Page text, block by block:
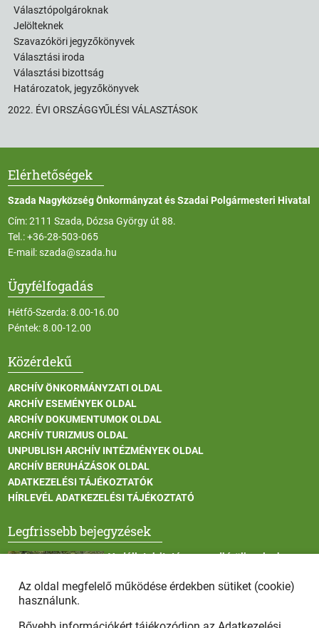
Választópolgároknak
Jelölteknek
Szavazóköri jegyzőkönyvek
Választási iroda
Választási bizottság
Határozatok, jegyzőkönyvek
2022. ÉVI ORSZÁGGYŰLÉSI VÁLASZTÁSOK
Elérhetőségek
Szada Nagyközség Önkormányzat és Szadai Polgármesteri Hivatal
Cím: 2111 Szada, Dózsa György út 88.
Tel.:+36-28-503-065
E-mail:szada@szada.hu
Ügyfélfogadás
Hétfő-Szerda: 8.00-16.00
Péntek: 8.00-12.00
Közérdekű
ARCHÍV ÖNKORMÁNYZATI OLDAL
ARCHÍV ESEMÉNYEK OLDAL
ARCHÍV DOKUMENTUMOK OLDAL
ARCHÍV TURIZMUS OLDAL
UNPUBLISH ARCHÍV INTÉZMÉNYEK OLDAL
ARCHÍV BERUHÁZÁSOK OLDAL
ADATKEZELÉSI TÁJÉKOZTATÓK
HÍRLEVÉL ADATKEZELÉSI TÁJÉKOZTATÓ
Legfrissebb bejegyzések
Vadállatok itatása a rendkívüli melegben
Az oldal megfelelő működése érdekben sütiket (cookie)
használunk.